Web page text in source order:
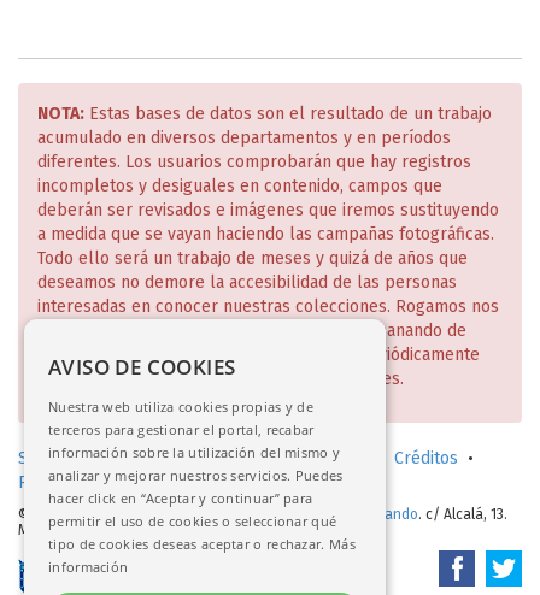
NOTA: Estas bases de datos son el resultado de un trabajo
acumulado en diversos departamentos y en períodos
diferentes. Los usuarios comprobarán que hay registros
incompletos y desiguales en contenido, campos que
deberán ser revisados e imágenes que iremos sustituyendo
a medida que se vayan haciendo las campañas fotográficas.
Todo ello será un trabajo de meses y quizá de años que
deseamos no demore la accesibilidad de las personas
interesadas en conocer nuestras colecciones. Rogamos nos
disculpen estas deficiencias que iremos subsanando de
manera escalonada y de lo cual daremos periódicamente
cuenta en nuestra página web y redes sociales.
Solicitud de consulta en sala (investigadores) Créditos •
Política de privacidad•Aviso legal
© 2017-2026. Real Academia de Bellas Artes de San Fernando. c/ Alcalá, 13.
Madrid
AVISO DE COOKIES
Nuestra web utiliza cookies propias y de
terceros para gestionar el portal, recabar
información sobre la utilización del mismo y
analizar y mejorar nuestros servicios. Puedes
hacer click en “Aceptar y continuar” para
permitir el uso de cookies o seleccionar qué
tipo de cookies deseas aceptar o rechazar. Más
información